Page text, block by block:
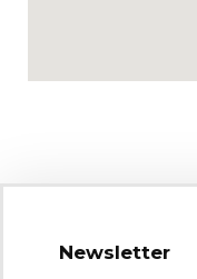
Newsletter